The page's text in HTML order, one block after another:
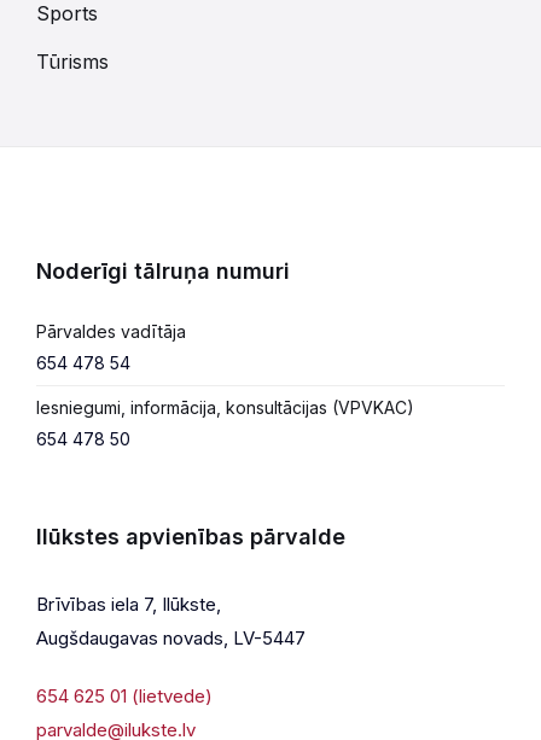
Sports
Tūrisms
Noderīgi tālruņa numuri
Pārvaldes vadītāja
654 478 54
Iesniegumi, informācija, konsultācijas (VPVKAC)
654 478 50
Ilūkstes apvienības pārvalde
Brīvības iela 7, Ilūkste,
Augšdaugavas novads, LV-5447
654 625 01 (lietvede)
parvalde@ilukste.lv